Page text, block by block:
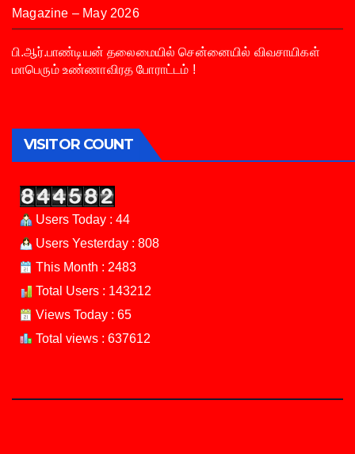
Magazine – May 2026
பி.ஆர்.பாண்டியன் தலைமையில் சென்னையில் விவசாயிகள்
மாபெரும் உண்ணாவிரத போராட்டம் !
VISITOR COUNT
Users Today : 44
Users Yesterday : 808
This Month : 2483
Total Users : 143212
Views Today : 65
Total views : 637612